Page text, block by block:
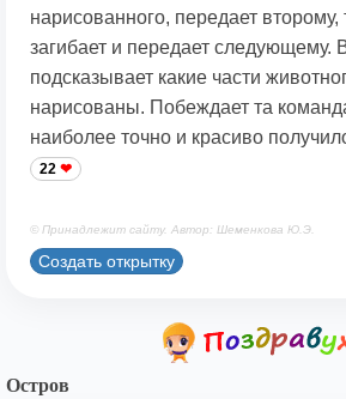
нарисованного, передает второму,
загибает и передает следующему.
подсказывает какие части
нарисованы. Побеждает та
наиболее точно и красиво
22
© Принадлежит сайту. Автор: Шеменкова Ю.Э.
Создать открытку
Остров